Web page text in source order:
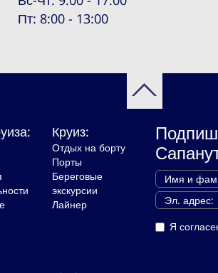
Пт: 8:00 - 13:00
Круиз:
Отдых на борту
Порты
Береговые
экскурсии
Лайнер
Я